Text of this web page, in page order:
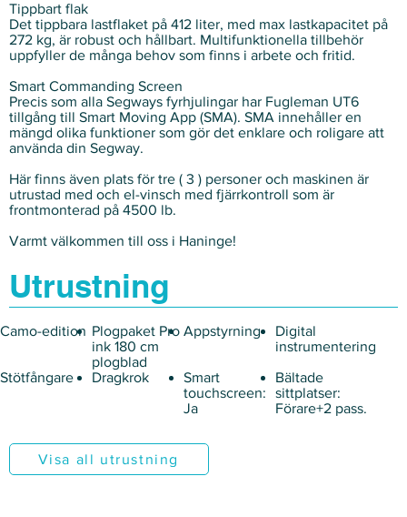
Tippbart flak
Det tippbara lastflaket på 412 liter, med max lastkapacitet på
272 kg, är robust och hållbart. Multifunktionella tillbehör
uppfyller de många behov som finns i arbete och fritid.
Smart Commanding Screen
Precis som alla Segways fyrhjulingar har Fugleman UT6
tillgång till Smart Moving App (SMA). SMA innehåller en
mängd olika funktioner som gör det enklare och roligare att
använda din Segway.
Här finns även plats för tre ( 3 ) personer och maskinen är
utrustad med och el-vinsch med fjärrkontroll som är
frontmonterad på 4500 lb.
Varmt välkommen till oss i Haninge!
Utrustning
Camo-edition Plogpaket Pro
ink 180 cm
plogblad
Appstyrning
Digital
instrumentering
Stötfångare
Dragkrok
Smart
touchscreen:
Ja
Bältade
sittplatser:
Förare+2 pass.
Visa all utrustning